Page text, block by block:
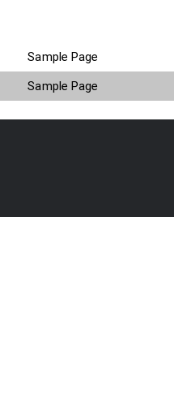
Sample Page
Sample Page